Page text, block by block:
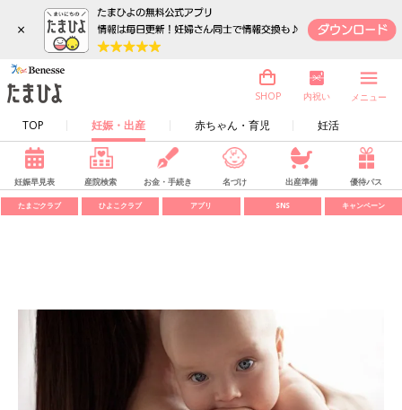
×
TOP 妊娠・出産 赤ちゃん・育児 妊活
SHOP 内祝い メニュー
妊娠早見表 産院検索 お金・手続き 名づけ 出産準備 優待パス
たまごクラブ ひよこクラブ アプリ SNS キャンペーン